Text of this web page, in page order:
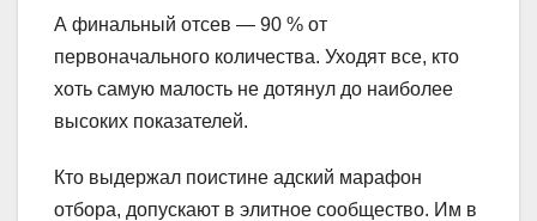
А финальный отсев — 90 % от
первоначального количества. Уходят все, кто
хоть самую малость не дотянул до наиболее
высоких показателей.
Кто выдержал поистине адский марафон
отбора, допускают в элитное сообщество. Им в